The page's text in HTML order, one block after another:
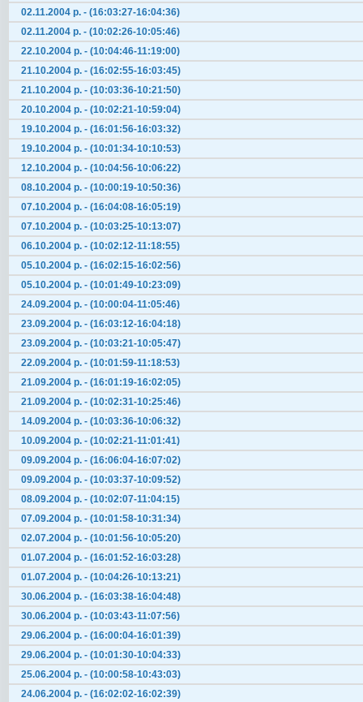
02.11.2004 р. - (16:03:27-16:04:36)
02.11.2004 р. - (10:02:26-10:05:46)
22.10.2004 р. - (10:04:46-11:19:00)
21.10.2004 р. - (16:02:55-16:03:45)
21.10.2004 р. - (10:03:36-10:21:50)
20.10.2004 р. - (10:02:21-10:59:04)
19.10.2004 р. - (16:01:56-16:03:32)
19.10.2004 р. - (10:01:34-10:10:53)
12.10.2004 р. - (10:04:56-10:06:22)
08.10.2004 р. - (10:00:19-10:50:36)
07.10.2004 р. - (16:04:08-16:05:19)
07.10.2004 р. - (10:03:25-10:13:07)
06.10.2004 р. - (10:02:12-11:18:55)
05.10.2004 р. - (16:02:15-16:02:56)
05.10.2004 р. - (10:01:49-10:23:09)
24.09.2004 р. - (10:00:04-11:05:46)
23.09.2004 р. - (16:03:12-16:04:18)
23.09.2004 р. - (10:03:21-10:05:47)
22.09.2004 р. - (10:01:59-11:18:53)
21.09.2004 р. - (16:01:19-16:02:05)
21.09.2004 р. - (10:02:31-10:25:46)
14.09.2004 р. - (10:03:36-10:06:32)
10.09.2004 р. - (10:02:21-11:01:41)
09.09.2004 р. - (16:06:04-16:07:02)
09.09.2004 р. - (10:03:37-10:09:52)
08.09.2004 р. - (10:02:07-11:04:15)
07.09.2004 р. - (10:01:58-10:31:34)
02.07.2004 р. - (10:01:56-10:05:20)
01.07.2004 р. - (16:01:52-16:03:28)
01.07.2004 р. - (10:04:26-10:13:21)
30.06.2004 р. - (16:03:38-16:04:48)
30.06.2004 р. - (10:03:43-11:07:56)
29.06.2004 р. - (16:00:04-16:01:39)
29.06.2004 р. - (10:01:30-10:04:33)
25.06.2004 р. - (10:00:58-10:43:03)
24.06.2004 р. - (16:02:02-16:02:39)